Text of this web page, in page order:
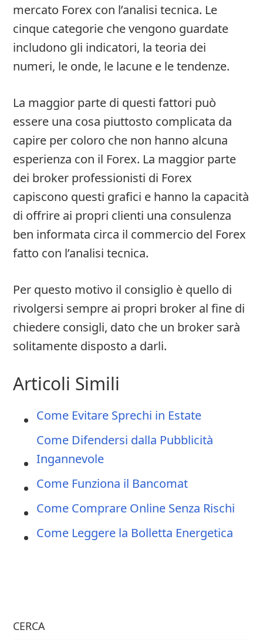
mercato Forex con l’analisi tecnica. Le
cinque categorie che vengono guardate
includono gli indicatori, la teoria dei
numeri, le onde, le lacune e le tendenze.
La maggior parte di questi fattori può
essere una cosa piuttosto complicata da
capire per coloro che non hanno alcuna
esperienza con il Forex. La maggior parte
dei broker professionisti di Forex
capiscono questi grafici e hanno la capacità
di offrire ai propri clienti una consulenza
ben informata circa il commercio del Forex
fatto con l’analisi tecnica.
Per questo motivo il consiglio è quello di
rivolgersi sempre ai propri broker al fine di
chiedere consigli, dato che un broker sarà
solitamente disposto a darli.
Articoli Simili
Come Evitare Sprechi in Estate
Come Difendersi dalla Pubblicità
Ingannevole
Come Funziona il Bancomat
Come Comprare Online Senza Rischi
Come Leggere la Bolletta Energetica
CERCA